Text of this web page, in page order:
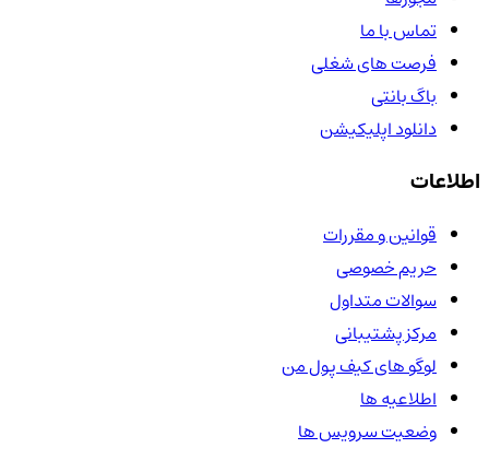
تماس با ما
فرصت های شغلی
باگ بانتی
دانلود اپلیکیشن
اطلاعات
قوانین و مقررات
حریم خصوصی
سوالات متداول
مرکز پشتیبانی
لوگو های کیف پول من
اطلاعیه ها
وضعیت سرویس ها